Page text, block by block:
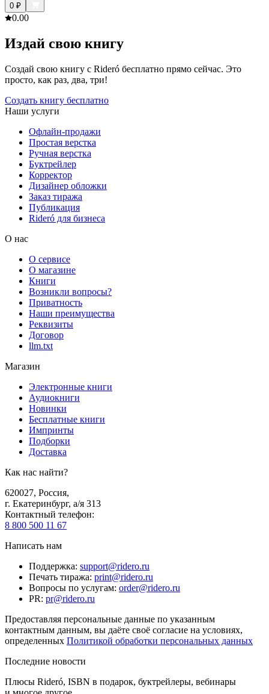
0 ₽
0.00
Издай свою книгу
Создай свою книгу с Rideró бесплатно прямо сейчас. Это
просто, как раз, два, три!
Создать книгу бесплатно
Наши услуги
Офлайн-продажи
Простая верстка
Ручная верстка
Буктрейлер
Корректор
Дизайнер обложки
Заказ тиража
Публикация
Rideró для бизнеса
О нас
О сервисе
О магазине
Книги
Возникли вопросы?
Приватность
Наши преимущества
Реквизиты
Договор
llm.txt
Магазин
Электронные книги
Аудиокниги
Новинки
Бесплатные книги
Импринты
Подборки
Доставка
Как нас найти?
620027, Россия,
г. Екатеринбург, а/я 313
Контактный телефон:
8 800 500 11 67
Написать нам
Поддержка: support@ridero.ru
Печать тиража: print@ridero.ru
Вопросы по услугам: order@ridero.ru
PR: pr@ridero.ru
Предоставляя персональные данные по указанным
контактным данным, вы даёте своё согласие на условиях,
определенных Политикой обработки персональных данных
Последние новости
Плюсы Rideró, ISBN в подарок, буктрейлеры, вебинары